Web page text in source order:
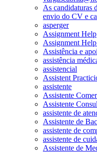
As candidaturas
envio do CV e
asperger
Assignment Help
Assignment
Assistência e
assistência
assistencial
Assistent
assistente
Assistente
Assistente
assistente de
Assistente de
assistente de
assistente de
Assistente de